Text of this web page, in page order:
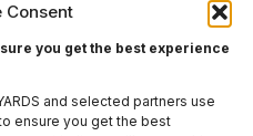
Consent
you get the best experience
and selected partners use
ensure you get the best